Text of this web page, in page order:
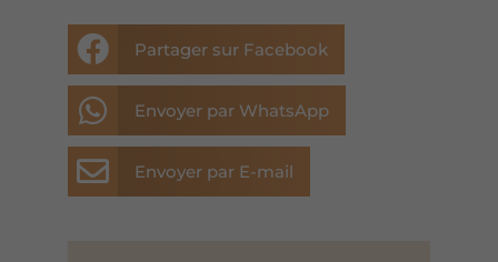
 Partager sur Facebook
 Envoyer par WhatsApp
 Envoyer par E-mail